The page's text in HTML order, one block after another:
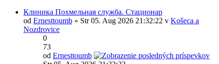
Клиника Похмельная служба. Стационар
od Ernesttoumb » Str 05. Aug 2026 21:32:22 v Košeca a
Nozdrovice
0
73
od Ernesttoumb